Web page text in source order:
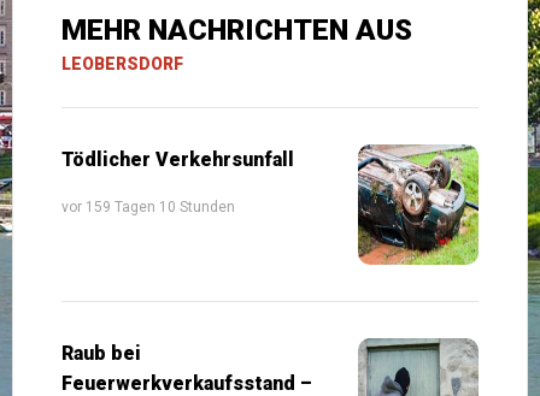
MEHR NACHRICHTEN AUS
LEOBERSDORF
Tödlicher Verkehrsunfall
vor 159 Tagen 10 Stunden
Raub bei
Feuerwerkverkaufsstand –